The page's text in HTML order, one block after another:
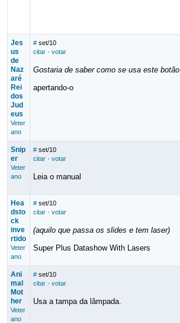
Jes
us
de
Naz
aré
Rei
dos
Jud
eus
Veter
ano
# set/10
citar· votar
Gostaria de saber como se usa este botão
apertando-o
Snip
er
Veter
ano
# set/10
citar· votar
Leia o manual
Hea
dsto
ck
inve
rtido
Veter
ano
# set/10
citar· votar
(aquilo que passa os slides e tem laser)
Super Plus Datashow With Lasers
Ani
mal
Mot
her
Veter
ano
# set/10
citar· votar
Usa a tampa da lâmpada.